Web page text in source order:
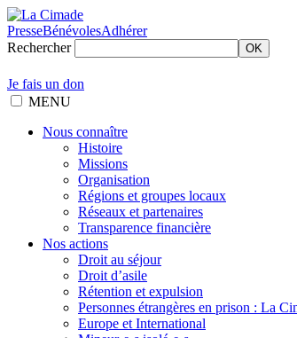
PresseBénévolesAdhérer
Rechercher
OK
Je fais un don
MENU
Nous connaître
Histoire
Missions
Organisation
Régions et groupes locaux
Réseaux et partenaires
Transparence financière
Nos actions
Droit au séjour
Droit d’asile
Rétention et expulsion
Personnes étrangères en prison : La
Europe et International